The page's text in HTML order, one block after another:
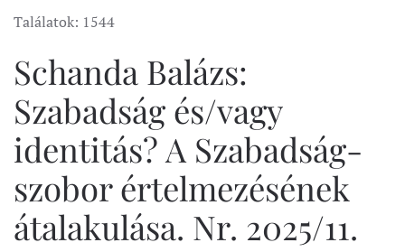
Találatok: 1544
Schanda Balázs:
Szabadság és/vagy
identitás? A Szabadság-
szobor értelmezésének
átalakulása. Nr. 2025/11.